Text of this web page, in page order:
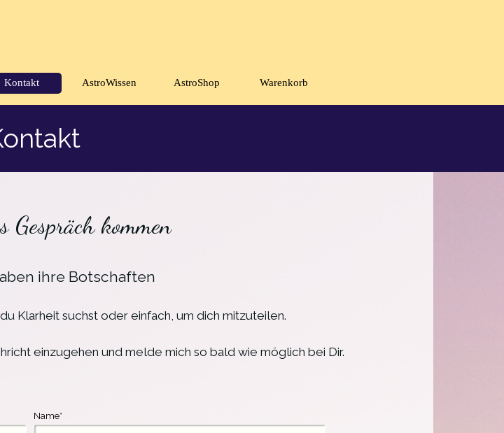
Menü überspringen
▼
Kontakt AstroWissen ▼
AstroShop ▼
Warenkorb
Gespräch kommen
ihre Botschaften
Klarheit suchst oder einfach, um dich mitzuteilen.
einzugehen und melde mich so bald wie möglich bei Dir.
Name*